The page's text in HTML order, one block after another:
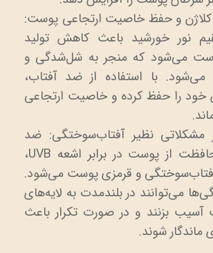
و حفظ خاصیت ارتجاعی پوست:
نور خورشید باعث کاهش تولید
می‌شود که منجر به شل‌شدگی و
می‌شود. با استفاده از ضد آفتاب،
خود را حفظ کرده و خاصیت ارتجاعی
مشکلاتی نظیر آفتاب‌سوختگی: ضد
آفتاب با محافظت از پوست در برابر اشعه UVB،
آفتاب‌سوختگی و قرمزی پوست می‌شود.
می‌توانند در بلندمدت به لایه‌های
بزنند و در صورت تکرار باعث
شوند.